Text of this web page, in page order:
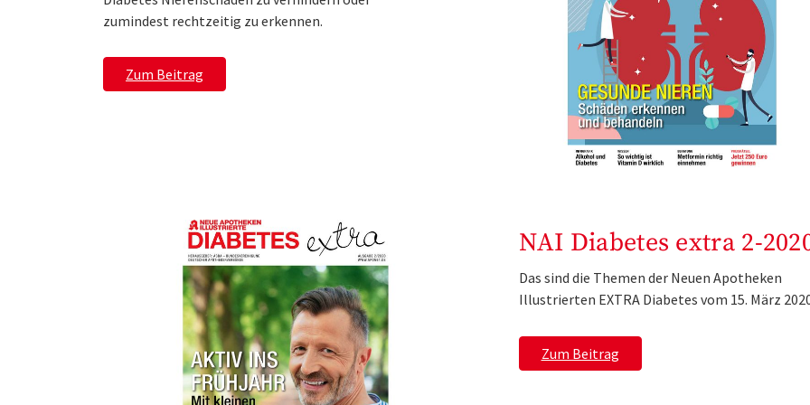
zumindest rechtzeitig zu erkennen.
Zum Beitrag
NAI Diabetes extra 2-
Das sind die Themen der Neuen Apotheken
Illustrierten EXTRA Diabetes vom 15. März
Zum Beitrag